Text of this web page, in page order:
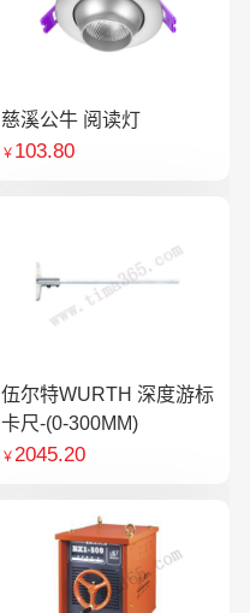
慈溪公牛 阅读灯
￥ 103.80
伍尔特WURTH 深度游标
卡尺-(0-300MM)
￥2045.20